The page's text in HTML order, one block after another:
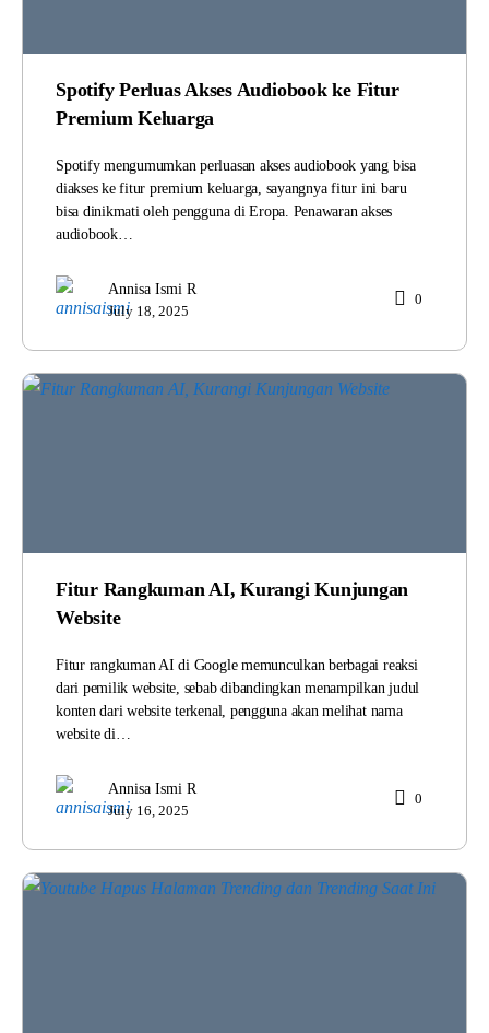
Spotify Perluas Akses Audiobook ke Fitur
Premium Keluarga
Spotify mengumumkan perluasan akses audiobook yang bisa
diakses ke fitur premium keluarga, sayangnya fitur ini baru
bisa dinikmati oleh pengguna di Eropa. Penawaran akses
audiobook…
Annisa Ismi R
July 18, 2025
0
Fitur Rangkuman AI, Kurangi Kunjungan
Website
Fitur rangkuman AI di Google memunculkan berbagai reaksi
dari pemilik website, sebab dibandingkan menampilkan judul
konten dari website terkenal, pengguna akan melihat nama
website di…
Annisa Ismi R
July 16, 2025
0